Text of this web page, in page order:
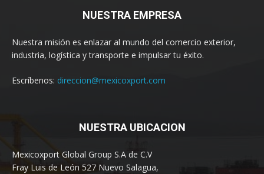
NUESTRA EMPRESA
Nuestra misión es enlazar al mundo del comercio exterior,
industria, logística y transporte e impulsar tu éxito.
Escríbenos: direccion@mexicoxport.com
NUESTRA UBICACION
Mexicoxport Global Group S.A de C.V
Fray Luis de León 527 Nuevo Salagua,